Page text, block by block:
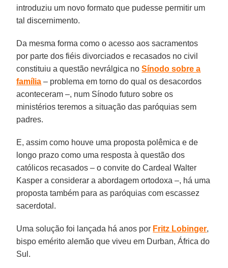
introduziu um novo formato que pudesse permitir um
tal discernimento.
Da mesma forma como o acesso aos sacramentos
por parte dos fiéis divorciados e recasados no civil
constituiu a questão nevrálgica noSínodo sobre a
família – problema em torno do qual os desacordos
aconteceram –, num Sínodo futuro sobre os
ministérios teremos a situação das paróquias sem
padres.
E, assim como houve uma proposta polêmica e de
longo prazo como uma resposta à questão dos
católicos recasados – o convite do Cardeal Walter
Kasper a considerar a abordagem ortodoxa –, há uma
proposta também para as paróquias com escassez
sacerdotal.
Uma solução foi lançada há anos por Fritz Lobinger,
bispo emérito alemão que viveu em Durban, África do
Sul.